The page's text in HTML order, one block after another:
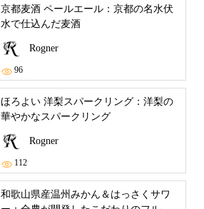
京都麦酒 ペールエール：京都の名水伏
水で仕込んだ麦酒
Rogner
96
ほろよい 洋梨スパークリング：洋梨の
華やかなスパークリング
Rogner
112
和歌山県産温州みかん＆はっさくサワ